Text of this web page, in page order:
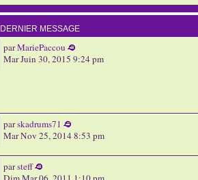
DERNIER MESSAGE
parMariePaccou
Mar Juin 30, 2015 9:24 pm
parskadrums71
Mar Nov 25, 2014 8:53 pm
parsteff